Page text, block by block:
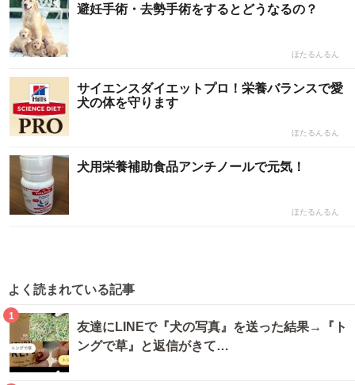
避妊手術・去勢手術をするとどうなるの？
ほたるんるん
サイエンスダイエットプロ！栄養バランスで愛
犬の体を守ります
ほたるんるん
犬用栄養補助食品アンチノールで元気！
ほたるんるん
よく読まれている記事
1
友達にLINEで『犬の写真』を送った結果→『ト
ングで草』と返信がきて…